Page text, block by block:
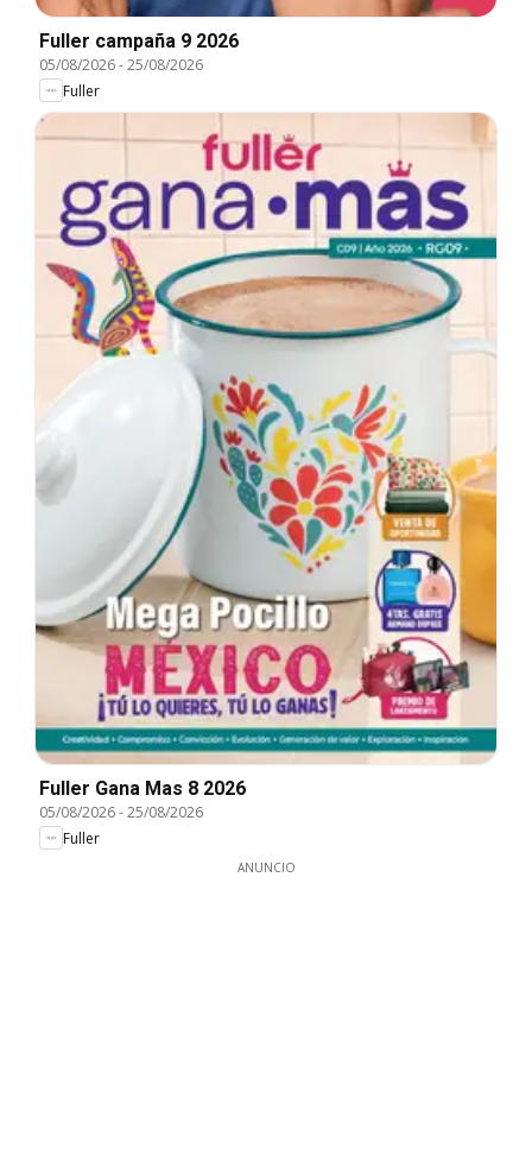
Fuller campaña 9 2026
05/08/2026-25/08/2026
Fuller
Fuller Gana Mas 8 2026
05/08/2026-25/08/2026
Fuller
ANUNCIO